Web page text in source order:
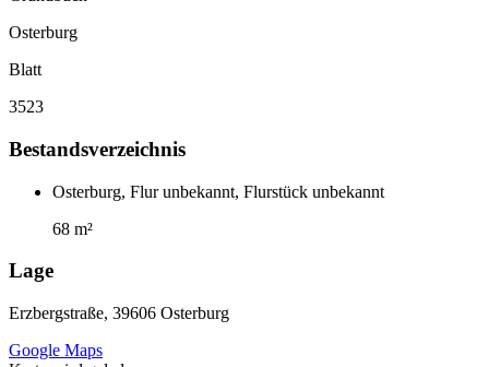
Osterburg
Blatt
3523
Bestandsverzeichnis
Osterburg, Flur unbekannt, Flurstück unbekannt
68 m²
Lage
Erzbergstraße, 39606 Osterburg
Google Maps